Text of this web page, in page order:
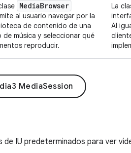
MediaBrowser
al usuario navegar por la
de contenido de una
de música y seleccionar qué
reproducir.
La
Al
MediaSession
IU predeterminados para ver